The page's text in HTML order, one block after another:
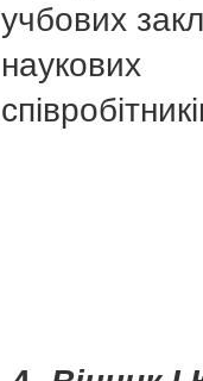
учбових
наукових